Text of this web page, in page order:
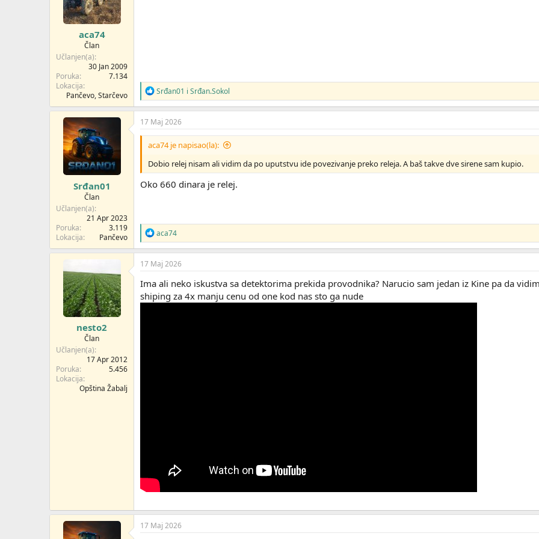
aca74
Član
Učlanjen(a)
30 Jan 2009
Poruka
7.134
Lokacija
Pančevo, Starčevo
R
e
a
g
a
j
:
Srđan01 i Srđan.Sokol
Srđan01
Član
Učlanjen(a)
21 Apr 2023
Poruka
3.119
Lokacija
Pančevo
17 Maj 2026
aca74 je napisao(la):
Dobio relej nisam ali vidim da po uputstvu ide povezivanje preko releja. A baš takve dve sirene sam kupio.
Oko 660 dinara je relej.
R
e
a
g
a
n
aca74
nesto2
Član
Učlanjen(a)
17 Apr 2012
Poruka
5.456
Lokacija
Opština Žabalj
17 Maj 2026
Ima ali neko iskustva sa detektorima prekida provodnika? Narucio sam jedan iz Kine pa da
shiping za 4x manju cenu od one kod nas sto ga nude
17 Maj 2026